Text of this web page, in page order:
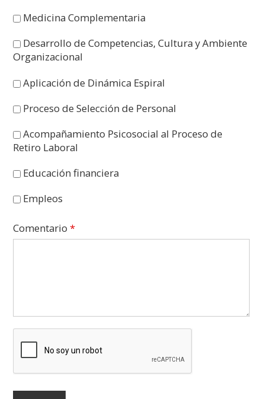
Medicina Complementaria
Desarrollo de Competencias, Cultura y Ambiente
Organizacional
Aplicación de Dinámica Espiral
Proceso de Selección de Personal
Acompañamiento Psicosocial al Proceso de
Retiro Laboral
Educación financiera
Empleos
Comentario*